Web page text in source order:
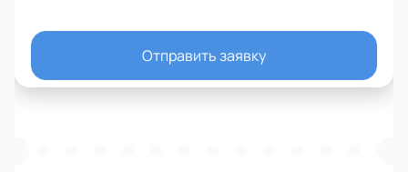
Отправить заявку